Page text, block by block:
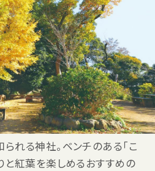
れる神社。ベンチのある「こ
と紅葉を楽しめるおすすめの